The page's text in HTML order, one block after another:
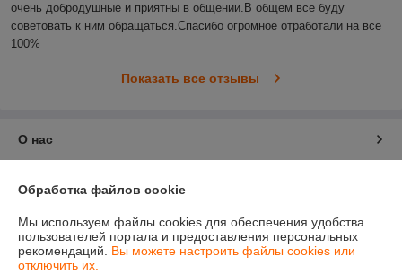
очень добродушные и приятны в общении.В общем все буду
советовать к ним обращаться.Спасибо огромное отработали на все
100%
Показать все отзывы
О нас
Доставка и оплата
График работы
Обработка файлов cookie
Мы используем файлы cookies для обеспечения удобства
пользователей портала и предоставления персональных
рекомендаций. Вы можете настроить файлы cookies или
отключить их.